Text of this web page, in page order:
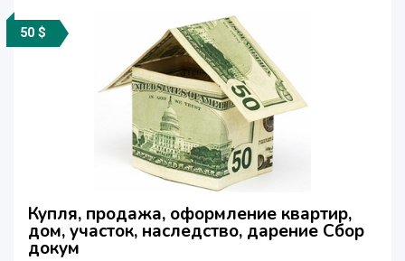
50 $
Купля, продажа, оформление квартир,
дом, участок, наследство, дарение Сбор
докум